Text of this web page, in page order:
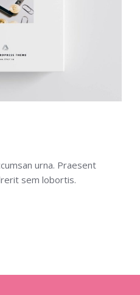
urna. Praesent
sem lobortis.